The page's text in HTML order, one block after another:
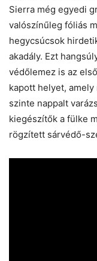
Sierra még egyedi
valószínűleg fóliás
hegycsúcsok
akadály. Ezt
védőlemez is az
kapott helyet,
szinte nappalt
kiegészítők a fülke
rögzített sárvédő-